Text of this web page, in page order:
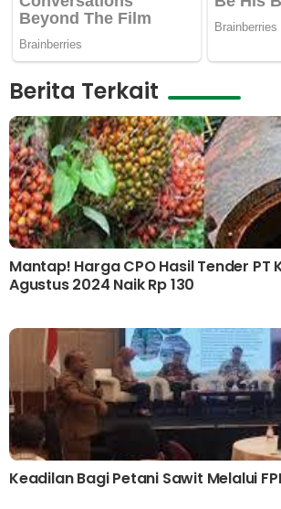
Berita Terkait
Mantap! Harga CPO Hasil Tender PT
Agustus 2024 Naik Rp 130
Keadilan Bagi Petani Sawit Melalui